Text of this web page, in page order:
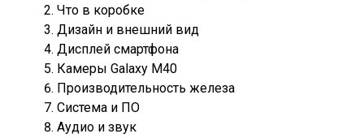
Что в коробке
Дизайн и внешний вид
Дисплей смартфона
Камеры Galaxy M40
Производительность железа
Система и ПО
Аудио и звук